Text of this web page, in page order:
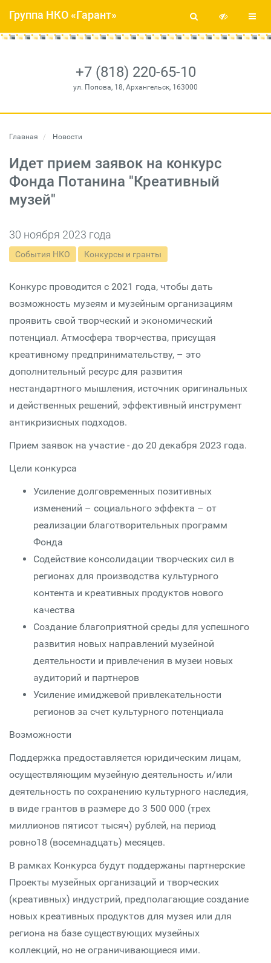
+7 (818) 220-65-10
ул. Попова, 18, Архангельск, 163000
Группа НКО «Гарант»
Главная Новости
Идет прием заявок на конкурс
Фонда Потанина "Креативный
музей"
30 ноября 2023 года
События НКО Конкурсы и гранты
Конкурс проводится с 2021 года, чтобы дать
возможность музеям и музейным организациям
проявить свой творческий и экономический
потенциал. Атмосфера творчества, присущая
креативному предпринимательству, – это
дополнительный ресурс для развития
нестандартного мышления, источник оригинальных
и действенных решений, эффективный инструмент
антикризисных подходов.
Прием заявок на участие - до 20 декабря 2023 года.
Цели конкурса
Усиление долговременных позитивных
изменений – социального эффекта – от
реализации благотворительных программ
Фонда
Содействие консолидации творческих сил в
регионах для производства культурного
контента и креативных продуктов нового
качества
Создание благоприятной среды для успешного
развития новых направлений музейной
деятельности и привлечения в музеи новых
аудиторий и партнеров
Усиление имиджевой привлекательности
регионов за счет культурного потенциала
Возможности
Поддержка предоставляется юридическим лицам,
осуществляющим музейную деятельность и/или
деятельность по сохранению культурного наследия,
в виде грантов в размере до 3 500 000 (трех
миллионов пятисот тысяч) рублей, на период
ровно18 (восемнадцать) месяцев.
В рамках Конкурса будут поддержаны партнерские
Проекты музейных организаций и творческих
(креативных) индустрий, предполагающие создание
новых креативных продуктов для музея или для
региона на базе существующих музейных
коллекций, но не ограничивающиеся ими.